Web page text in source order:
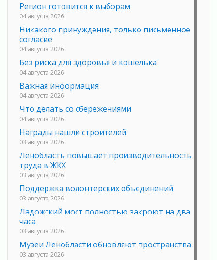
Регион готовится к выборам
04 августа 2026
Никакого принуждения, только письменное
согласие
04 августа 2026
Без риска для здоровья и кошелька
04 августа 2026
Важная информация
04 августа 2026
Что делать со сбережениями
04 августа 2026
Награды нашли строителей
03 августа 2026
Ленобласть повышает производительность
труда в ЖКХ
03 августа 2026
Поддержка волонтерских объединений
03 августа 2026
Ладожский мост полностью закроют на два
часа
03 августа 2026
Музеи Ленобласти обновляют пространства
03 августа 2026